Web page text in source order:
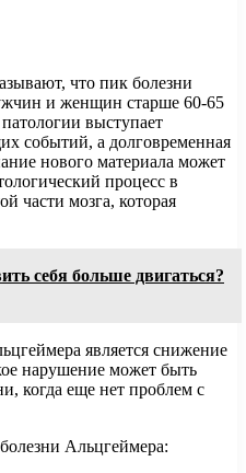
что пик болезни
и женщин старше 60-65
выступает
событий, а долговременная
нового материала может
процесс в
части мозга, которая
себя больше двигаться?
является снижение
нарушение может быть
когда еще нет проблем с
Альцгеймера: